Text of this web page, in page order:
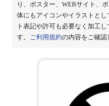
り、ポスター、WEBサイト、
体にもアイコンやイラストと
ト表記や許可も必要なく加工
す。 ご利用規約の内容をご確認